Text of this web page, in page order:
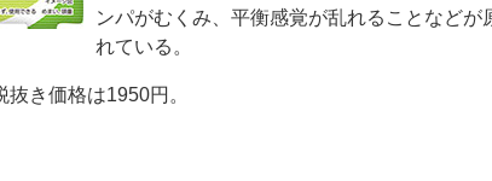
ンパがむくみ、平衡感覚が乱れることなどが
れている。
き価格は1950円。